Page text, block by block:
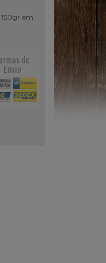
em
de
Envio